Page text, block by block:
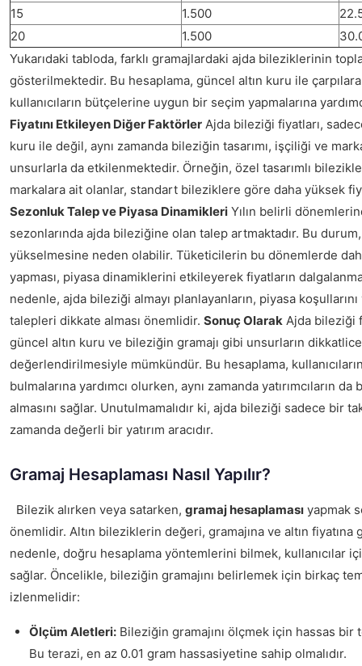
15
1.500
20
1.500
Yukarıdaki tabloda, farklı gramajlardaki ajda bileziklerinin
gösterilmektedir. Bu hesaplama, güncel altın kuru ile
kullanıcıların bütçelerine uygun bir seçim yapmalarına
Fiyatını Etkileyen Diğer Faktörler Ajda bileziği fiyatları,
kuru ile değil, aynı zamanda bileziğin tasarımı, işçiliği ve
unsurlarla da etkilenmektedir. Örneğin, özel tasarımlı
markalara ait olanlar, standart bileziklere göre daha yüksek
Sezonluk Talep ve Piyasa Dinamikleri Yılın belirli
sezonlarında ajda bileziğine olan talep artmaktadır. Bu
yükselmesine neden olabilir. Tüketicilerin bu dönemlerde
yapması, piyasa dinamiklerini etkileyerek fiyatların
nedenle, ajda bileziği almayı planlayanların, piyasa
talepleri dikkate alması önemlidir. Sonuç Olarak Ajda bileziği
güncel altın kuru ve bileziğin gramajı gibi unsurların dikkatlice
değerlendirilmesiyle mümkündür. Bu hesaplama,
bulmalarına yardımcı olurken, aynı zamanda yatırımcıların
almasını sağlar. Unutulmamalıdır ki, ajda bileziği sadece bir
zamanda değerli bir yatırım aracıdır.
Gramaj Hesaplaması Nasıl Yapılır?
Bilezik alırken veya satarken, gramaj hesaplaması yapmak
önemlidir. Altın bileziklerin değeri, gramajına ve altın
nedenle, doğru hesaplama yöntemlerini bilmek, kullanıcılar
sağlar. Öncelikle, bileziğin gramajını belirlemek için birkaç
izlenmelidir:
Ölçüm Aletleri: Bileziğin gramajını ölçmek için hassas bir
Bu terazi, en az 0.01 gram hassasiyetine sahip olmalıdır.